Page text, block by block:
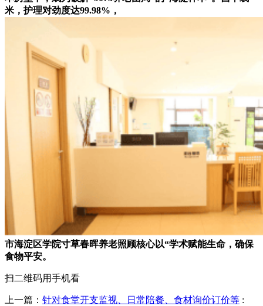
米，护理对劲度达99.98%，
市海淀区学院寸草春晖养老照顾核心以“学术赋能生命，确保
食物平安。
扫二维码用手机看
上一篇： 针对食堂开支监视、日常陪餐、食材询价订价等 :